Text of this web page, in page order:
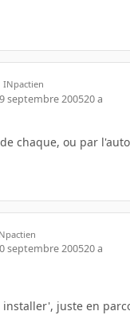
INpactien
septembre 200520 a
chaque, ou par
septembre 200520 a
installer', juste en